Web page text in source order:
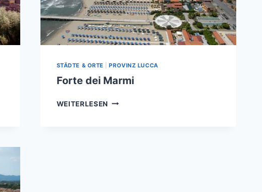
STÄDTE & ORTE |PROVINZ LUCCA
Forte dei Marmi
WEITERLESEN FORTE